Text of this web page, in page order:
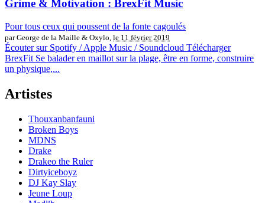
Grime & Motivation : BrexFit Music
Pour tous ceux qui poussent de la fonte cagoulés
par George de la Maille & Oxylo, le 11 février 2019
Écouter sur Spotify / Apple Music / Soundcloud Télécharger
BrexFit Se balader en maillot sur la plage, être en forme, construire
un physique,...
Artistes
Thouxanbanfauni
Broken Boys
MDNS
Drake
Drakeo the Ruler
Dirtyiceboyz
DJ Kay Slay
Jeune Loup